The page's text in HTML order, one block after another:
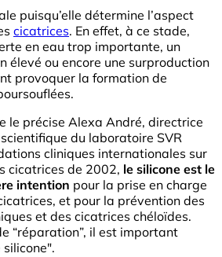
puisqu’elle détermine l’aspect
cicatrices. En effet, à ce stade,
en eau trop importante, un
élevé ou encore une surproduction
provoquer la formation de
le précise Alexa André, directrice
du laboratoire SVR
cliniques internationales sur
cicatrices de 2002, le silicone est le
intention pour la prise en charge
et pour la prévention des
et des cicatrices chéloïdes.
“réparation”, il est important